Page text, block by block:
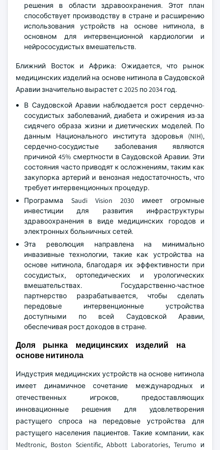
решения в области здравоохранения. Этот план
способствует производству в стране и расширению
использования устройств на основе нитинола, в
основном для интервенционной кардиологии и
нейрососудистых вмешательств.
Ближний Восток и Африка: Ожидается, что рынок
медицинских изделий на основе нитинола в Саудовской
Аравии значительно вырастет с 2025 по 2034 год.
В Саудовской Аравии наблюдается рост сердечно-
сосудистых заболеваний, диабета и ожирения из-за
сидячего образа жизни и диетических моделей. По
данным Национального института здоровья (NIH),
сердечно-сосудистые заболевания являются
причиной 45% смертности в Саудовской Аравии. Эти
состояния часто приводят к осложнениям, таким как
закупорка артерий и венозная недостаточность, что
требует интервенционных процедур.
Программа Saudi Vision 2030 имеет огромные
инвестиции для развития инфраструктуры
здравоохранения в виде медицинских городов и
электронных больничных сетей.
Эта революция направлена на минимально
инвазивные технологии, такие как устройства на
основе нитинола, благодаря их эффективности при
сосудистых, ортопедических и урологических
вмешательствах. Государственно-частное
партнерство разрабатывается, чтобы сделать
передовые интервенционные устройства
доступными по всей Саудовской Аравии,
обеспечивая рост доходов в стране.
Доля рынка медицинских изделий на
основе нитинола
Индустрия медицинских устройств на основе нитинола
имеет динамичное сочетание международных и
отечественных игроков, предоставляющих
инновационные решения для удовлетворения
растущего спроса на передовые устройства для
растущего населения пациентов. Такие компании, как
Medtronic, Boston Scientific, Abbott Laboratories, Terumo и